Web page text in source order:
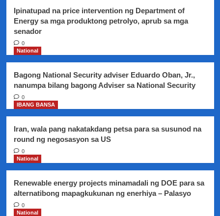
muna
habang
Ipinatupad na price intervention ng Department of
Energy sa mga produktong petrolyo, aprub sa mga
senador
0
National
Bagong National Security adviser Eduardo Oban, Jr.,
nanumpa bilang bagong Adviser sa National Security
0
IBANG BANSA
Iran, wala pang nakatakdang petsa para sa susunod na
round ng negosasyon sa US
0
National
Renewable energy projects minamadali ng DOE para sa
alternatibong mapagkukunan ng enerhiya – Palasyo
0
National